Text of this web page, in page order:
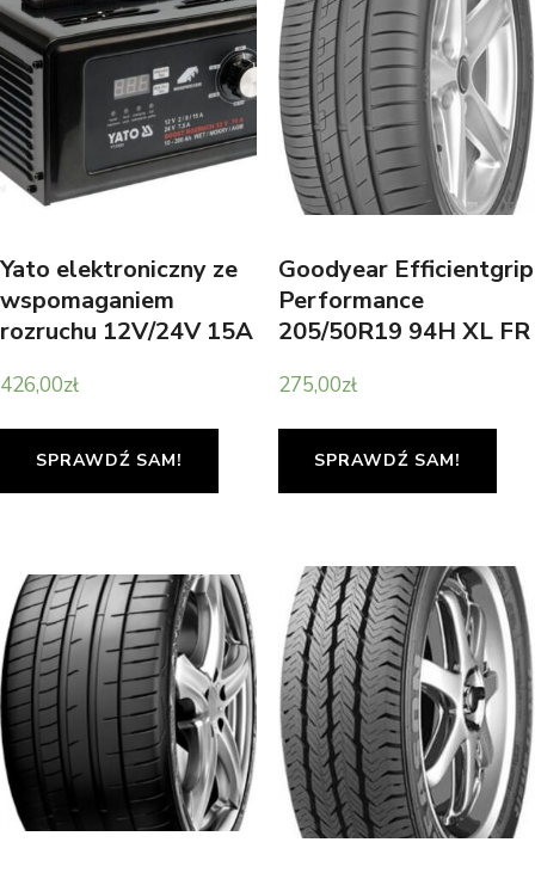
Yato elektroniczny ze
wspomaganiem
rozruchu 12V/24V 15A
426,00zł
SPRAWDŹ SAM!
Goodyear Efficientgrip
Performance
205/50R19 94H XL FR
275,00zł
SPRAWDŹ SAM!